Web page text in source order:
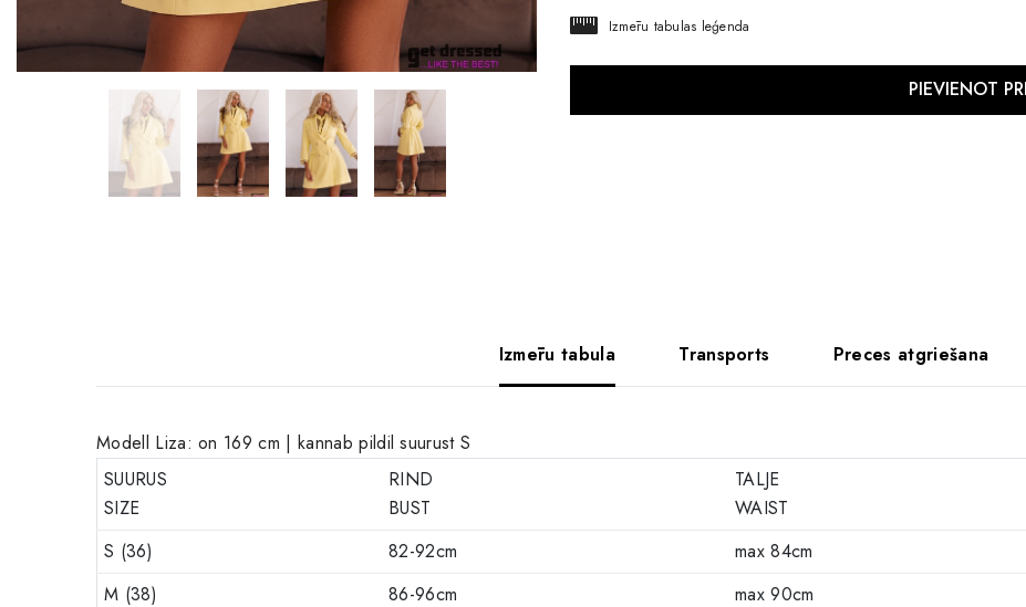
Izmēru tabulas leģenda
Izmēru tabula Transports Preces atgriešana
Modell Liza: on 169 cm | kannab pildil suurust S
SUURUS
SIZE
RIND
BUST
TALJE
WAIST
S (36)
82-92cm max 84cm
M (38)
86-96cm max 90cm